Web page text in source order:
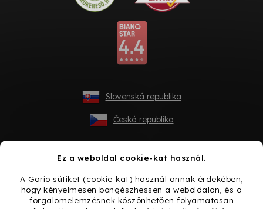
Ez a weboldal cookie-kat használ.
A Gario sütiket (cookie-kat) használ annak érdekében,
hogy kényelmesen böngészhessen a weboldalon, és a
forgalomelemzésnek köszönhetően folyamatosan
Slovenská republika
Česká republika